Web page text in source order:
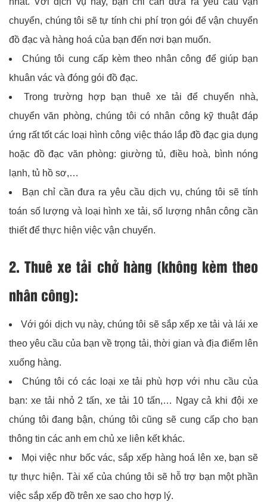
chuyển, chúng tôi sẽ tự tính chi phí trọn gói để vận chuyển
đồ đạc và hàng hoá của bạn đến nơi bạn muốn.
Chúng tôi cung cấp kèm theo nhân công để giúp bạn
khuân vác và đóng gói đồ đạc.
Trong trường hợp bạn thuê xe tải để chuyển nhà,
chuyển văn phòng, chúng tôi có nhân công kỹ thuật đáp
ứng rất tốt các loại hình công việc tháo lắp đồ đạc gia dụng
hoặc đồ đạc văn phòng: giường tủ, điều hoà, bình nóng
lạnh, tủ hồ sơ,…
Bạn chỉ cần đưa ra yêu cầu dịch vụ, chúng tôi sẽ tính
toán số lượng và loại hình xe tải, số lượng nhân công cần
thiết để thực hiện việc vận chuyển.
2. Thuê xe tải chở hàng (không kèm theo
nhân công):
Với gói dịch vụ này, chúng tôi sẽ sắp xếp xe tải và lái xe
theo yêu cầu của bạn về trọng tải, thời gian và địa điểm lên
xuống hàng.
Chúng tôi có các loại xe tải phù hợp với nhu cầu của
bạn: xe tải nhỏ 2 tấn, xe tải 10 tấn,… Ngay cả khi đội xe
chúng tôi đang bận, chúng tôi cũng sẽ cung cấp cho bạn
thông tin các anh em chủ xe liên kết khác.
Mọi việc như bốc vác, sắp xếp hàng hoá lên xe, bạn sẽ
tự thực hiện. Tài xế của chúng tôi sẽ hỗ trợ bạn một phần
việc sắp xếp đồ trên xe sao cho hợp lý.